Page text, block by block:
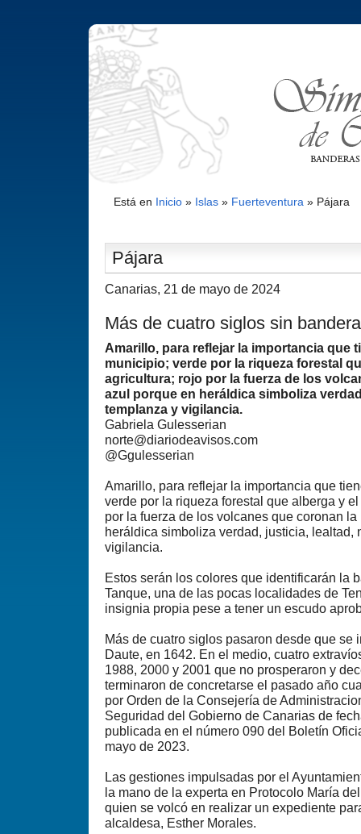
Está en Inicio» Islas» Fuerteventura » Pájara
Pájara
Canarias, 21 de mayo de 2024
Más de cuatro siglos sin bandera
Amarillo, para reflejar la importancia que
municipio; verde por la riqueza forestal
agricultura; rojo por la fuerza de los
azul porque en heráldica simboliza
templanza y vigilancia.
Gabriela Gulesserian
norte@diariodeavisos.com
@Ggulesserian
Amarillo, para reflejar la importancia que
verde por la riqueza forestal que alberga y
por la fuerza de los volcanes que coronan
heráldica simboliza verdad, justicia, lealtad,
vigilancia.
Estos serán los colores que identificarán la
Tanque, una de las pocas localidades de
insignia propia pese a tener un escudo
Más de cuatro siglos pasaron desde que se
Daute, en 1642. En el medio, cuatro
1988, 2000 y 2001 que no prosperaron y
terminaron de concretarse el pasado año
por Orden de la Consejería de
Seguridad del Gobierno de Canarias de
publicada en el número 090 del Boletín
mayo de 2023.
Las gestiones impulsadas por el
la mano de la experta en Protocolo María
quien se volcó en realizar un expediente
alcaldesa, Esther Morales.